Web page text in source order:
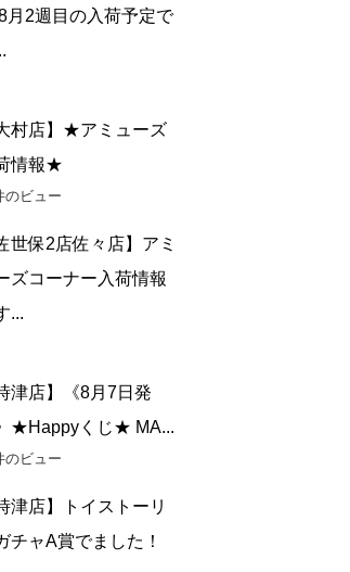
月2週目の入荷予定で
村店】★アミューズ
情報★
のビュー
世保2店佐々店】アミ
ズコーナー入荷情報
...
津店】《8月7日発
★Happyくじ★ MA...
のビュー
津店】トイストーリ
チャA賞でました！